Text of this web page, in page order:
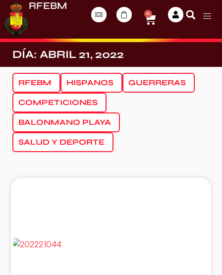
RFEBM
0
DÍA: ABRIL 21, 2022
RFEBM HISPANOS GUERRERAS
COMPETICIONES
BALONMANO PLAYA
SALUD Y DEPORTE